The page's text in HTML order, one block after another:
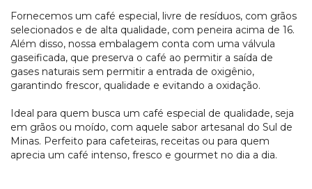
Fornecemos um café especial, livre de resíduos, com grãos
selecionados e de alta qualidade, com peneira acima de 16.
Além disso, nossa embalagem conta com uma válvula
gaseificada, que preserva o café ao permitir a saída de
gases naturais sem permitir a entrada de oxigênio,
garantindo frescor, qualidade e evitando a oxidação.
Ideal para quem busca um café especial de qualidade, seja
em grãos ou moído, com aquele sabor artesanal do Sul de
Minas. Perfeito para cafeteiras, receitas ou para quem
aprecia um café intenso, fresco e gourmet no dia a dia.